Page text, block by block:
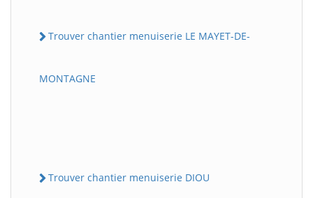
Trouver chantier menuiserie LE MAYET-DE-
MONTAGNE
Trouver chantier menuiserie DIOU